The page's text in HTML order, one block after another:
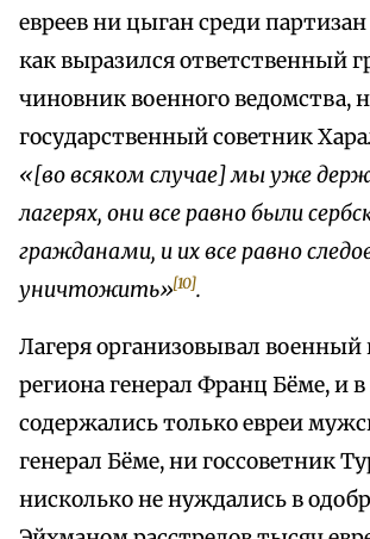
евреев ни цыган среди
как выразился ответственный
чиновник военного ведомства,
государственный советник
«[во всяком случае] мы уже
лагерях, они все равно были
гражданами, и их все равно
уничтожить»[10].
Лагеря организовывал военный
региона генерал Франц Бёме, и
содержались только евреи
генерал Бёме, ни госсоветник
нисколько не нуждались в